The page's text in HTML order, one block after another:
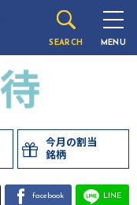
SEARCH MENU
今月の割当
銘柄
facebook LINE